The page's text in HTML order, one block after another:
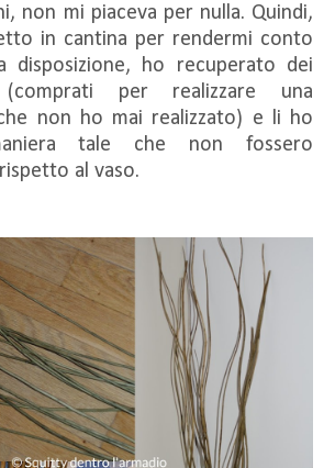
non mi piaceva per nulla. Quindi,
in cantina per rendermi conto
disposizione, ho recuperato dei
per realizzare una
non ho mai realizzato) e li ho
tale che non fossero
al vaso.